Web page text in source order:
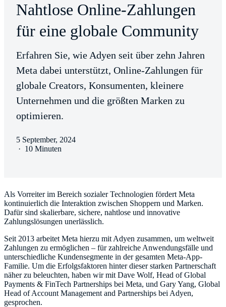
Nahtlose Online-Zahlungen
für eine globale Community
Erfahren Sie, wie Adyen seit über zehn Jahren
Meta dabei unterstützt, Online-Zahlungen für
globale Creators, Konsumenten, kleinere
Unternehmen und die größten Marken zu
optimieren.
5 September, 2024
· 10 Minuten
Als Vorreiter im Bereich sozialer Technologien fördert Meta
kontinuierlich die Interaktion zwischen Shoppern und Marken.
Dafür sind skalierbare, sichere, nahtlose und innovative
Zahlungslösungen unerlässlich.
Seit 2013 arbeitet Meta hierzu mit Adyen zusammen, um weltweit
Zahlungen zu ermöglichen – für zahlreiche Anwendungsfälle und
unterschiedliche Kundensegmente in der gesamten Meta-App-
Familie. Um die Erfolgsfaktoren hinter dieser starken Partnerschaft
näher zu beleuchten, haben wir mit Dave Wolf, Head of Global
Payments & FinTech Partnerships bei Meta, und Gary Yang, Global
Head of Account Management and Partnerships bei Adyen,
gesprochen.